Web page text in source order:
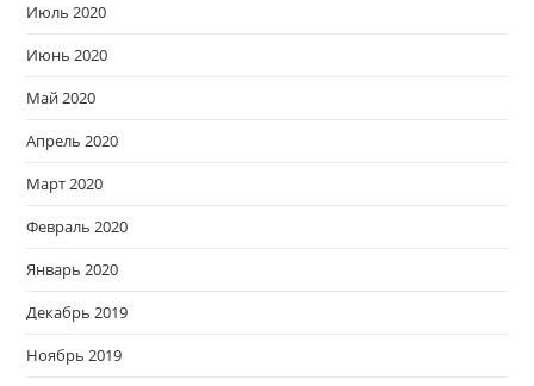
Июль 2020
Июнь 2020
Май 2020
Апрель 2020
Март 2020
Февраль 2020
Январь 2020
Декабрь 2019
Ноябрь 2019